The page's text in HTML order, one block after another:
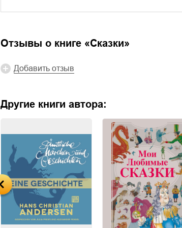
Отзывы о книге «Сказки»
Добавить отзыв
Другие книги автора: